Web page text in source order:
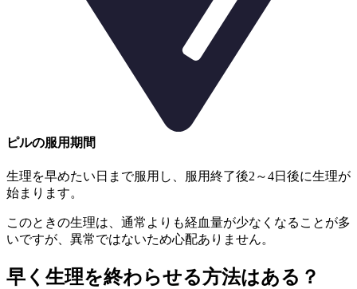
ピルの服用期間
生理を早めたい日まで服用し、
服用終了後2～4日後に生理が
始まります。
このときの生理は、 通常よりも経血量が少なくなることが多
いですが、異常ではないため心配ありません。
早く生理を終わらせる方法はある？